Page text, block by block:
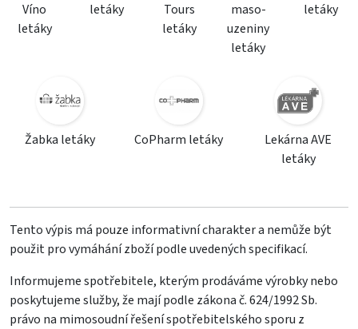
Víno
letáky
letáky
Tours
letáky
maso-
uzeniny
letáky
letáky
Žabka letáky CoPharm letáky
Lekárna AVE
letáky
Tento výpis má pouze informativní charakter a nemůže být
použit pro vymáhání zboží podle uvedených specifikací.
Informujeme spotřebitele, kterým prodáváme výrobky nebo
poskytujeme služby, že mají podle zákona č. 624/1992 Sb.
právo na mimosoudní řešení spotřebitelského sporu z